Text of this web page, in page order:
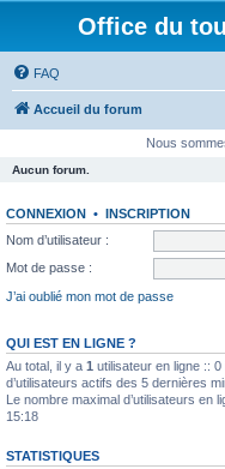
Office du
FAQ
Accueil du forum
Nous
Aucun forum.
CONNEXION • INSCRIPTION
Nom d’utilisateur :
Mot de passe :
J’ai oublié mon mot de passe
QUI EST EN LIGNE ?
Au total, il y a 1 utilisateur en ligne ::
d’utilisateurs actifs des 5 dernières
Le nombre maximal d’utilisateurs en
15:18
STATISTIQUES